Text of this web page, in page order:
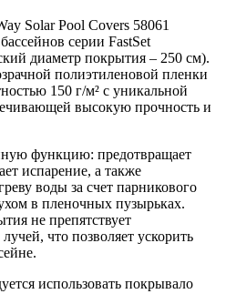
Solar Pool Covers 58061
серии FastSet
диаметр покрытия – 250 см).
полиэтиленовой пленки
150 г/м² с уникальной
высокую прочность и
функцию: предотвращает
испарение, а также
воды за счет парникового
в пленочных пузырьках.
не препятствует
что позволяет ускорить
использовать покрывало